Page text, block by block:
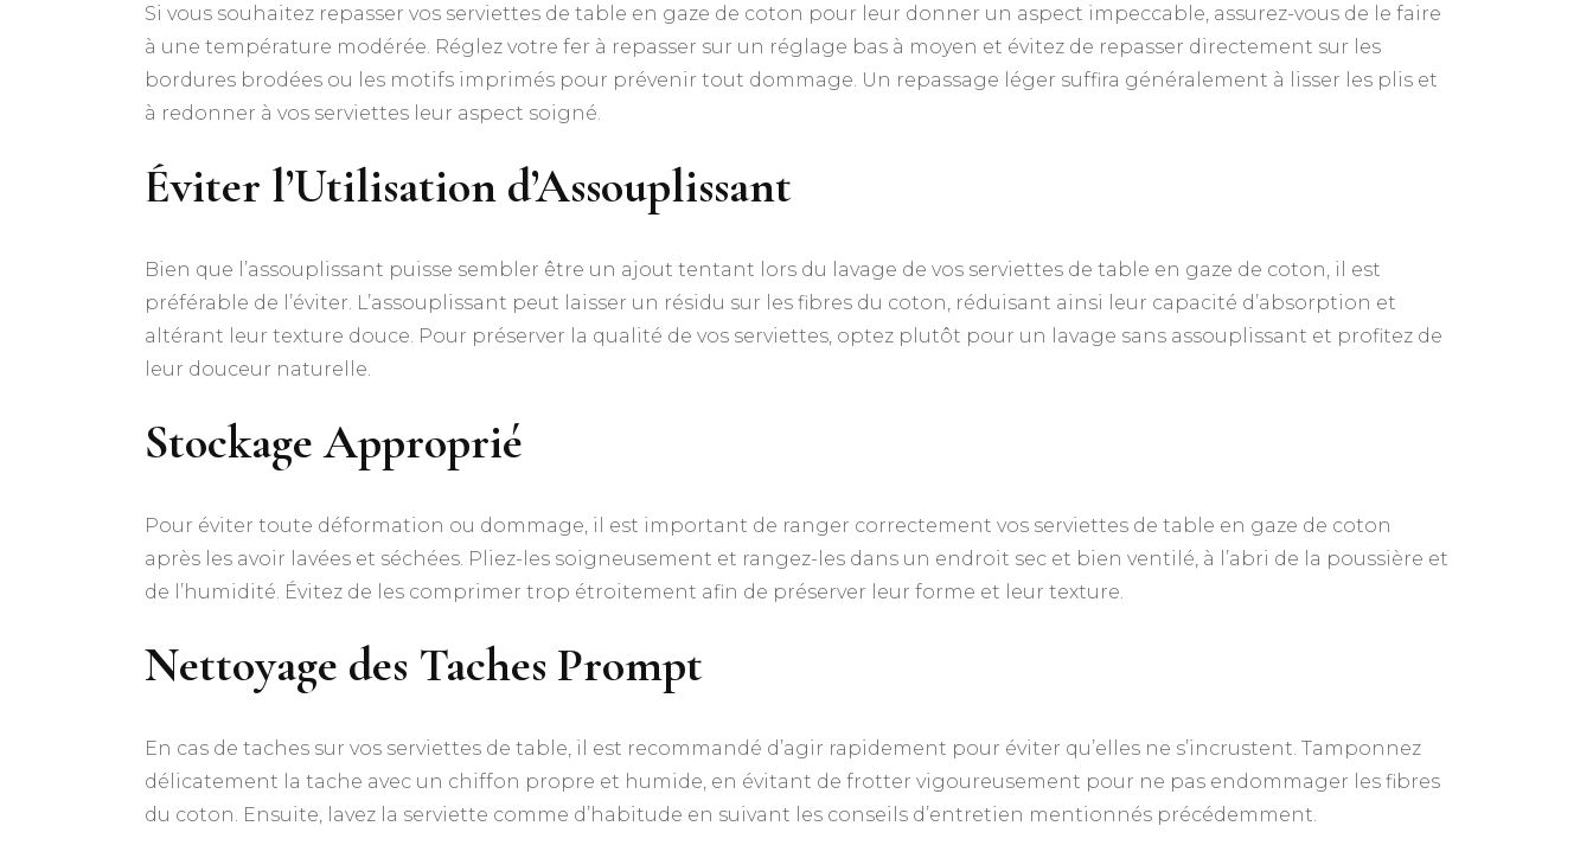
Si vous souhaitez repasser vos serviettes de table en gaze de coton pour leur donner un aspect impeccable, assurez-vous de le faire
à une température modérée. Réglez votre fer à repasser sur un réglage bas à moyen et évitez de repasser directement sur les
bordures brodées ou les motifs imprimés pour prévenir tout dommage. Un repassage léger suffira généralement à lisser les plis et
à redonner à vos serviettes leur aspect soigné.
Éviter l’Utilisation d’Assouplissant
Bien que l’assouplissant puisse sembler être un ajout tentant lors du lavage de vos serviettes de table en gaze de coton, il est
préférable de l’éviter. L’assouplissant peut laisser un résidu sur les fibres du coton, réduisant ainsi leur capacité d’absorption et
altérant leur texture douce. Pour préserver la qualité de vos serviettes, optez plutôt pour un lavage sans assouplissant et profitez de
leur douceur naturelle.
Stockage Approprié
Pour éviter toute déformation ou dommage, il est important de ranger correctement vos serviettes de table en gaze de coton
après les avoir lavées et séchées. Pliez-les soigneusement et rangez-les dans un endroit sec et bien ventilé, à l’abri de la poussière et
de l’humidité. Évitez de les comprimer trop étroitement afin de préserver leur forme et leur texture.
Nettoyage des Taches Prompt
En cas de taches sur vos serviettes de table, il est recommandé d’agir rapidement pour éviter qu’elles ne s’incrustent. Tamponnez
délicatement la tache avec un chiffon propre et humide, en évitant de frotter vigoureusement pour ne pas endommager les fibres
du coton. Ensuite, lavez la serviette comme d’habitude en suivant les conseils d’entretien mentionnés précédemment.